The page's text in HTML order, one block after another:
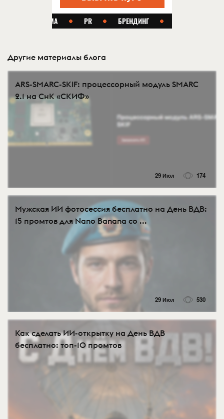
Другие материалы блога
ARS-SMARC-SKIF: процессорный модуль SMARC
2.1 на СнК «СКИФ»
29 Июл 174
Мужская ИИ фотосессия бесплатно на День ВДВ:
15 промтов для Nano Banana со ...
29 Июл 530
Как сделать ИИ-открытку на День ВДВ
бесплатно: топ-10 промтов